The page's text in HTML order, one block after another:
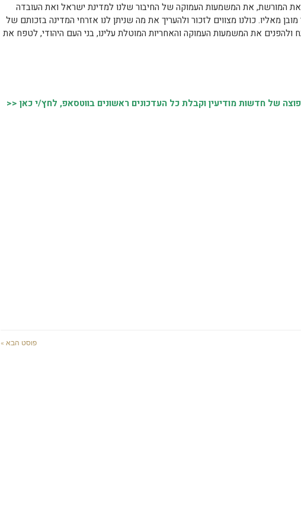
המורשת, את המשמעות העמוקה של החיבור שלנו למדינת ישראל ואת העובדה
מאליו. כולנו מצווים לזכור ולהעריך את מה שניתן לנו אזרחי המדינה בזכותם של
ולהפנים את המשמעות העמוקה והאחריות המוטלת עלינו, בני העם היהודי, לטפח את
של חדשות מודיעין וקבלת כל העדכונים ראשונים בווטסאפ, לחץ/י כאן <<
פוסט הבא »